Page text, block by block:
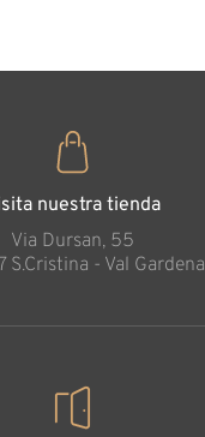
nuestra tienda
Via Dursan, 55
S.Cristina - Val Gardena